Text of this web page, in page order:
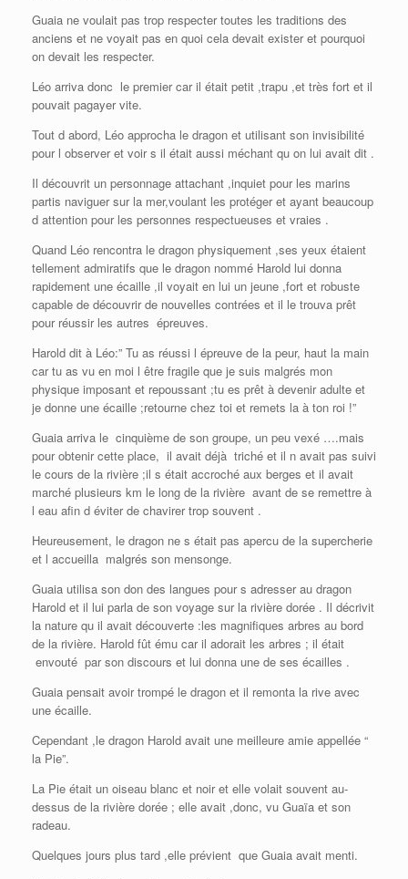
Guaia ne voulait pas trop respecter toutes les traditions des
anciens et ne voyait pas en quoi cela devait exister et pourquoi
on devait les respecter.
Léo arriva donc le premier car il était petit ,trapu ,et très fort et il
pouvait pagayer vite.
Tout d abord, Léo approcha le dragon et utilisant son invisibilité
pour l observer et voir s il était aussi méchant qu on lui avait dit .
Il découvrit un personnage attachant ,inquiet pour les marins
partis naviguer sur la mer,voulant les protéger et ayant beaucoup
d attention pour les personnes respectueuses et vraies .
Quand Léo rencontra le dragon physiquement ,ses yeux étaient
tellement admiratifs que le dragon nommé Harold lui donna
rapidement une écaille ,il voyait en lui un jeune ,fort et robuste
capable de découvrir de nouvelles contrées et il le trouva prêt
pour réussir les autres épreuves.
Harold dit à Léo:” Tu as réussi l épreuve de la peur, haut la main
car tu as vu en moi l être fragile que je suis malgrés mon
physique imposant et repoussant ;tu es prêt à devenir adulte et
je donne une écaille ;retourne chez toi et remets la à ton roi !”
Guaia arriva le cinquième de son groupe, un peu vexé ….mais
pour obtenir cette place, il avait déjà triché et il n avait pas suivi
le cours de la rivière ;il s était accroché aux berges et il avait
marché plusieurs km le long de la rivière avant de se remettre à
l eau afin d éviter de chavirer trop souvent .
Heureusement, le dragon ne s était pas apercu de la supercherie
et l accueilla malgrés son mensonge.
Guaia utilisa son don des langues pour s adresser au dragon
Harold et il lui parla de son voyage sur la rivière dorée . Il décrivit
la nature qu il avait découverte :les magnifiques arbres au bord
de la rivière. Harold fût ému car il adorait les arbres ; il était
envouté par son discours et lui donna une de ses écailles .
Guaia pensait avoir trompé le dragon et il remonta la rive avec
une écaille.
Cependant ,le dragon Harold avait une meilleure amie appellée “
la Pie”.
La Pie était un oiseau blanc et noir et elle volait souvent au-
dessus de la rivière dorée ; elle avait ,donc, vu Guaïa et son
radeau.
Quelques jours plus tard ,elle prévient que Guaia avait menti.